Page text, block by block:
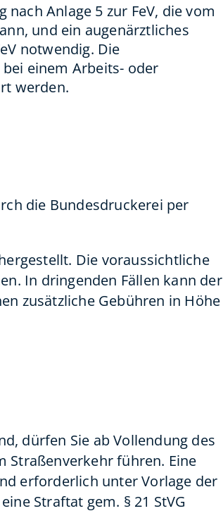
Anlage 5 zur FeV, die vom
und ein augenärztliches
notwendig. Die
einem Arbeits- oder
werden.
die Bundesdruckerei per
Die voraussichtliche
In dringenden Fällen kann der
zusätzliche Gebühren in Höhe
dürfen Sie ab Vollendung des
Straßenverkehr führen. Eine
erforderlich unter Vorlage der
Straftat gem. § 21 StVG